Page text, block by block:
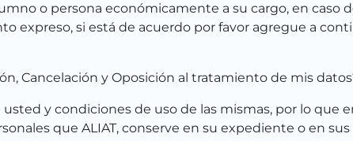
o persona económicamente a su cargo, en caso
expreso, si está de acuerdo por favor agregue a
Cancelación y Oposición al tratamiento de mis
y condiciones de uso de las mismas, por lo que
que ALIAT, conserve en su expediente o en sus